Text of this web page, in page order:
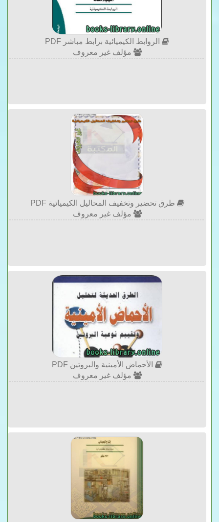
الروابط الكيميائية برابط مباشر PDF
مؤلف غير معروف
طرق تحضير وتخفيف المحاليل الكيميائية PDF
مؤلف غير معروف
الأحماض الأمينية والبروتين PDF
مؤلف غير معروف